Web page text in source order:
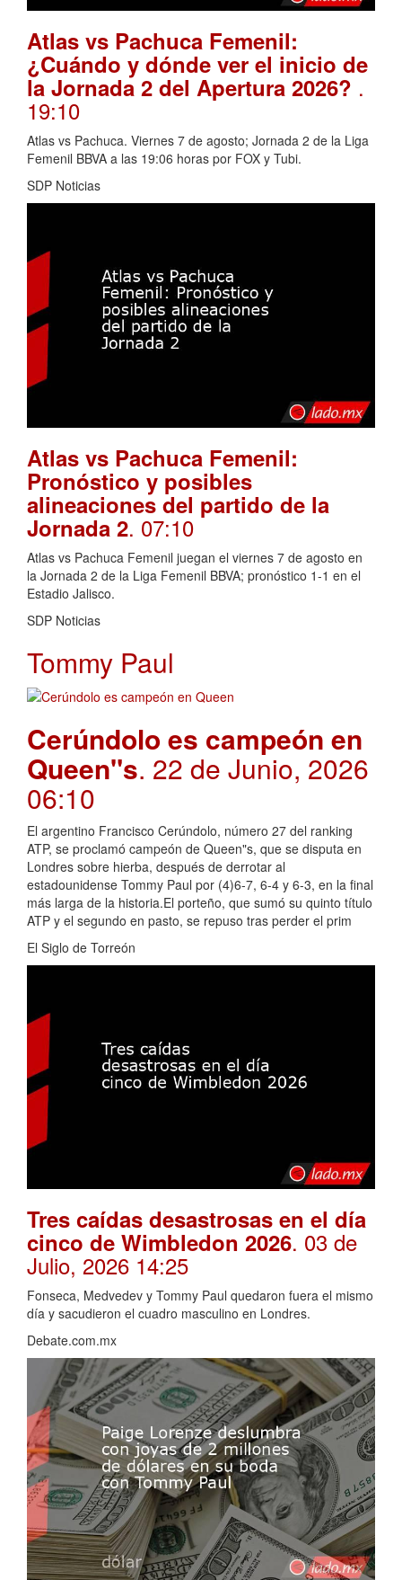
Atlas vs Pachuca Femenil:
¿Cuándo y dónde ver el inicio de
la Jornada 2 del Apertura 2026? .
19:10
Atlas vs Pachuca. Viernes 7 de agosto; Jornada 2 de la Liga
Femenil BBVA a las 19:06 horas por FOX y Tubi.
SDP Noticias
Atlas vs Pachuca Femenil:
Pronóstico y posibles
alineaciones del partido de la
Jornada 2. 07:10
Atlas vs Pachuca Femenil juegan el viernes 7 de agosto en
la Jornada 2 de la Liga Femenil BBVA; pronóstico 1-1 en el
Estadio Jalisco.
SDP Noticias
Tommy Paul
Cerúndolo es campeón en
Queen"s. 22 de Junio, 2026
06:10
El argentino Francisco Cerúndolo, número 27 del ranking
ATP, se proclamó campeón de Queen"s, que se disputa en
Londres sobre hierba, después de derrotar al
estadounidense Tommy Paul por (4)6-7, 6-4 y 6-3, en la final
más larga de la historia.El porteño, que sumó su quinto título
ATP y el segundo en pasto, se repuso tras perder el prim
El Siglo de Torreón
Tres caídas desastrosas en el día
cinco de Wimbledon 2026. 03 de
Julio, 2026 14:25
Fonseca, Medvedev y Tommy Paul quedaron fuera el mismo
día y sacudieron el cuadro masculino en Londres.
Debate.com.mx